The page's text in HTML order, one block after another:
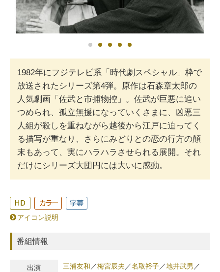
1982年にフジテレビ系「時代劇スペシャル」枠で
放送されたシリーズ第4弾。原作は石森章太郎の
人気劇画「佐武と市捕物控」。佐武が巨悪に追い
つめられ、孤立無援になっていくさまに、凶悪三
人組が殺しを重ねながら越後から江戸に迫ってく
る描写が重なり、さらにみどりとの恋の行方の顛
末もあって、実にハラハラさせられる展開。それ
だけにシリーズ大団円には大いに感動。
アイコン説明
番組情報
出演 三浦友和 ／梅宮辰夫 ／名取裕子／地井武男 ／